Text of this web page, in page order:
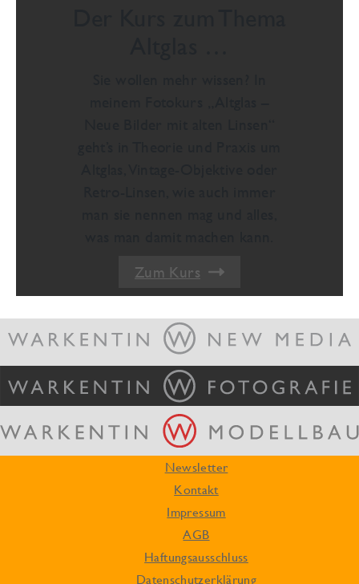
Zum Kurs
Newsletter
Kontakt
Impressum
AGB
Haftungsausschluss
Datenschutzerklärung